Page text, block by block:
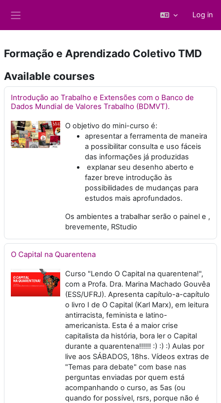
Log in
Formação e Aprendizado Coletivo TMD
Available courses
Introdução ao Trabalho e Extensões com o Banco de
Dados Mundial de Valores Trabalho (BDMVT).
O objetivo do mini-curso é:
apresentar a ferramenta de maneira
a possibilitar consulta e uso fáceis
das informações já produzidas
explanar seu desenho aberto e
fazer breve introdução às
possibilidades de mudanças para
estudos mais aprofundados.
Os ambientes a trabalhar serão o painel e ,
brevemente, RStudio
O Capital na Quarentena
Curso "Lendo O Capital na quarentena!",
com a Profa. Dra. Marina Machado Gouvêa
(ESS/UFRJ). Apresenta capítulo-a-capítulo
o livro I de O Capital (Karl Marx), em leitura
antirracista, feminista e latino-
americanista. Esta é a maior crise
capitalista da história, bora ler o Capital
durante a quarentena!!!!!! :) :) :) Aulas por
live aos SÁBADOS, 18hs. Vídeos extras de
"Temas para debate" com base nas
perguntas enviadas por quem está
acompanhando o curso, as 5as (ou
quando for possível, rsrs, porque não é